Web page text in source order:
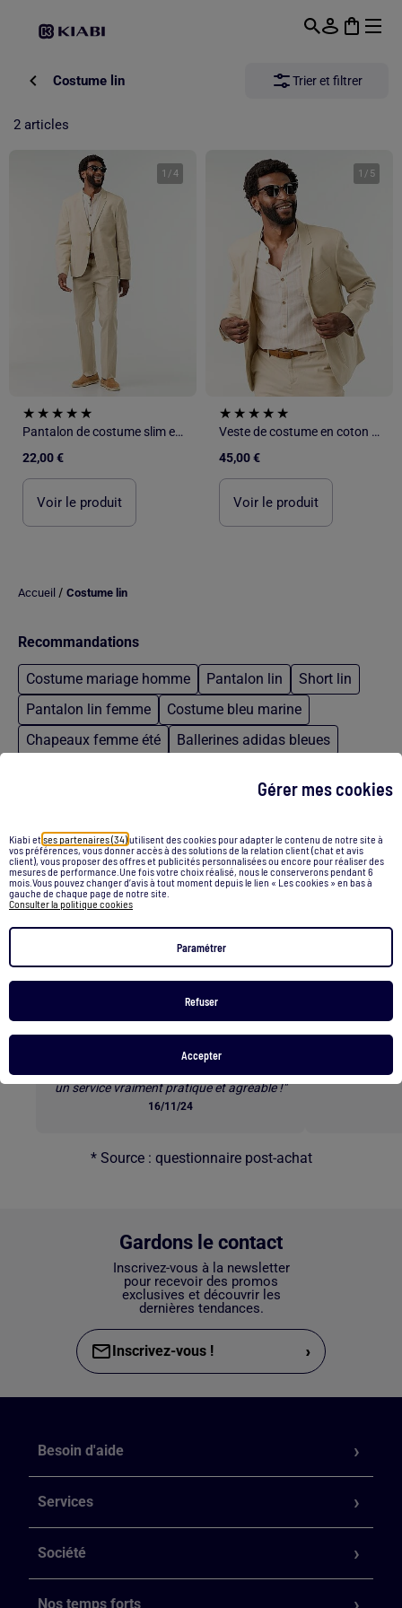
Gérer mes cookies
Kiabi et ses partenaires (34)utilisent des cookies pour adapter le contenu de notre site à
vos préférences, vous donner accès à des solutions de la relation client (chat et avis
client), vous proposer des offres et publicités personnalisées ou encore pour réaliser des
mesures de performance.Une fois votre choix réalisé, nous le conserverons pendant 6
mois.Vous pouvez changer d’avis à tout moment depuis le lien « Les cookies » en bas à
gauche de chaque page de notre site.
Consulter la politique cookies
Paramétrer
Refuser
Accepter
Costume lin Trier et filtrer
2 articles
1 /4
Pantalon de costume slim en lin mélangé
22,00 €
Voir le produit
1 / 5
Veste de costume en coton et lin
45,00 €
Voir le produit
Accueil / Costume lin
Recommandations
Costume mariage homme Pantalon lin
Short lin
Pantalon lin femme
Costume bleu marine
Chapeaux femme été
Ballerines adidas bleues
Echarpe noir tommy hilfiger
Retour au contenu principal
Les clients parlent de nos
"Commander les tailles qu’on veut à
l’avance et ensuite venir les essayer en
un service vraiment pratique et agréable !"
16/11/24
« Superbes
* Source : questionnaire post-achat
Gardons le contact
Inscrivez-vous à la newsletter
pour recevoir des promos
exclusives et découvrir les
dernières tendances.
Inscrivez-vous ! ›
Besoin d'aide
Services
Société
Nos temps forts